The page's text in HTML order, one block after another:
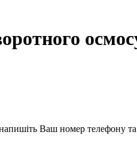
Ваш номер